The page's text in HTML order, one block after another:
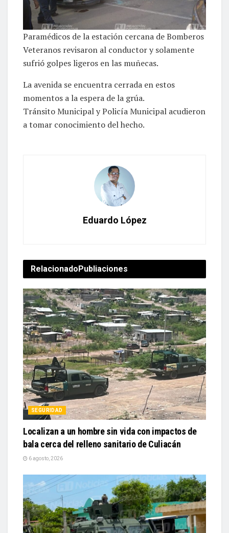
Paramédicos de la estación cercana de Bomberos
Veteranos revisaron al conductor y solamente
sufrió golpes ligeros en las muñecas.
La avenida se encuentra cerrada en estos
momentos a la espera de la grúa.
Tránsito Municipal y Policía Municipal acudieron
a tomar conocimiento del hecho.
Eduardo López
Relacionado Publiaciones
SEGURIDAD
Localizan a un hombre sin vida con impactos de
bala cerca del relleno sanitario de Culiacán
6 agosto, 2026